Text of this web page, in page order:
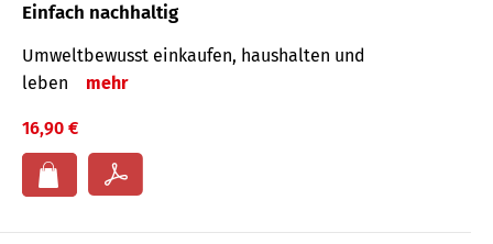
Einfach nachhaltig
Umweltbewusst einkaufen, haushalten und
leben
mehr
16,90 €